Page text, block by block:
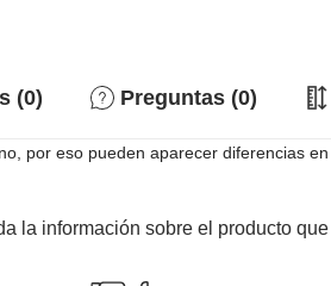
(0) Preguntas (0)
por eso pueden aparecer diferencias en
la información sobre el producto